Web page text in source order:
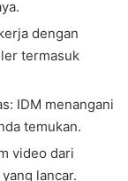
dengan
termasuk
IDM menangani
temukan.
video dari
lancar.